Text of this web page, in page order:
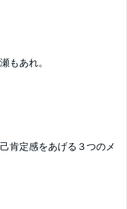
もあれ。
肯定感をあげる３つのメ